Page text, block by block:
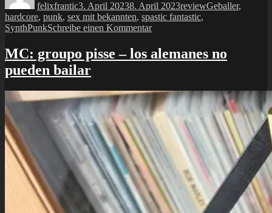
felixfrantic3. April 20238. April 2023reviewGeballer,
hardcore, punk, sex mit bekannten, spastic fantastic,
SynthPunkSchreibe einen Kommentarzu
sex
mit
(spastic
fantastic
compilation)
MC: groupo pisse – los alemanes no
pueden bailar